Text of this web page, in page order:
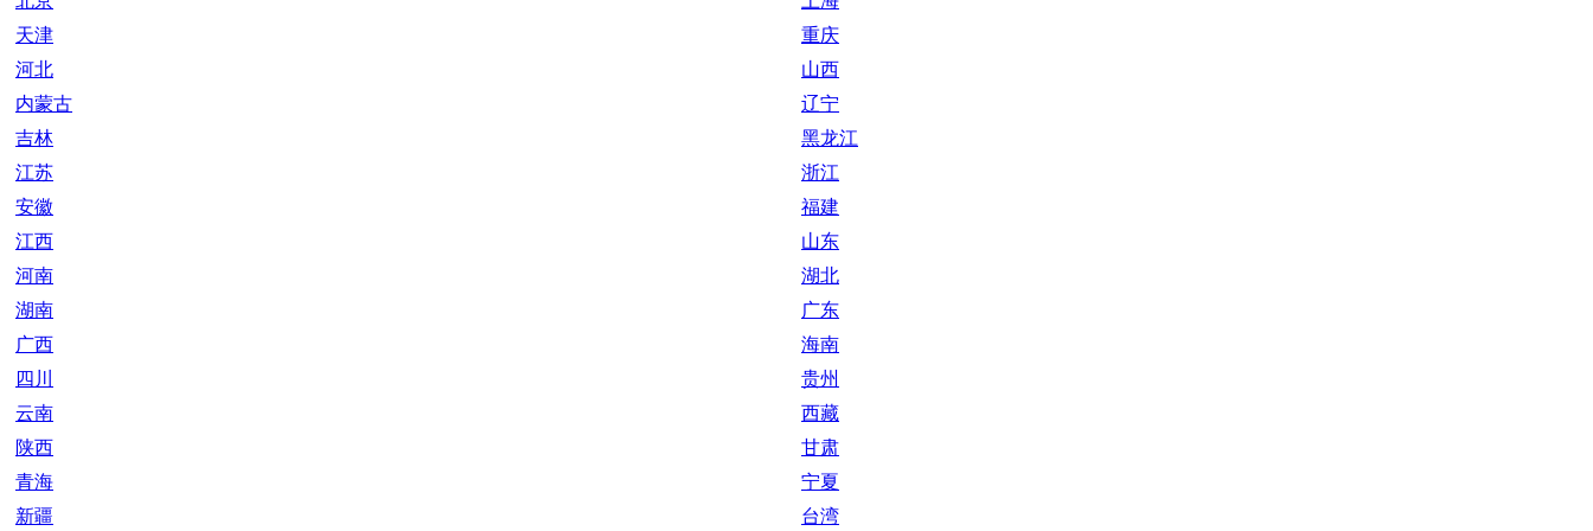
天津
重庆
河北
山西
内蒙古
辽宁
吉林
黑龙江
江苏
浙江
安徽
福建
江西
山东
河南
湖北
湖南
广东
广西
海南
四川
贵州
云南
西藏
陕西
甘肃
青海
宁夏
新疆
台湾